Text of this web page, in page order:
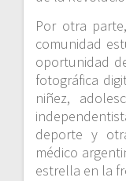
Por otra
comunidad
oportunidad
fotográfica
niñez,
deporte y
médico
estrella en la